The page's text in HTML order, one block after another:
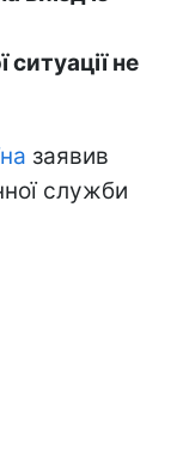
не
заявив
служби